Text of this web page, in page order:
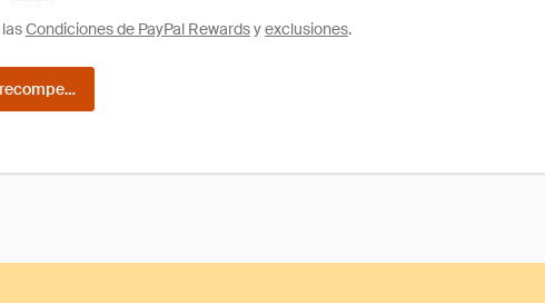
Condiciones de PayPal Rewardsyexclusiones.